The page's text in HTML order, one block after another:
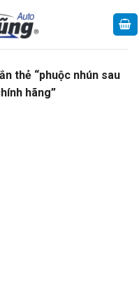
thẻ “phuộc nhún sau
hãng”